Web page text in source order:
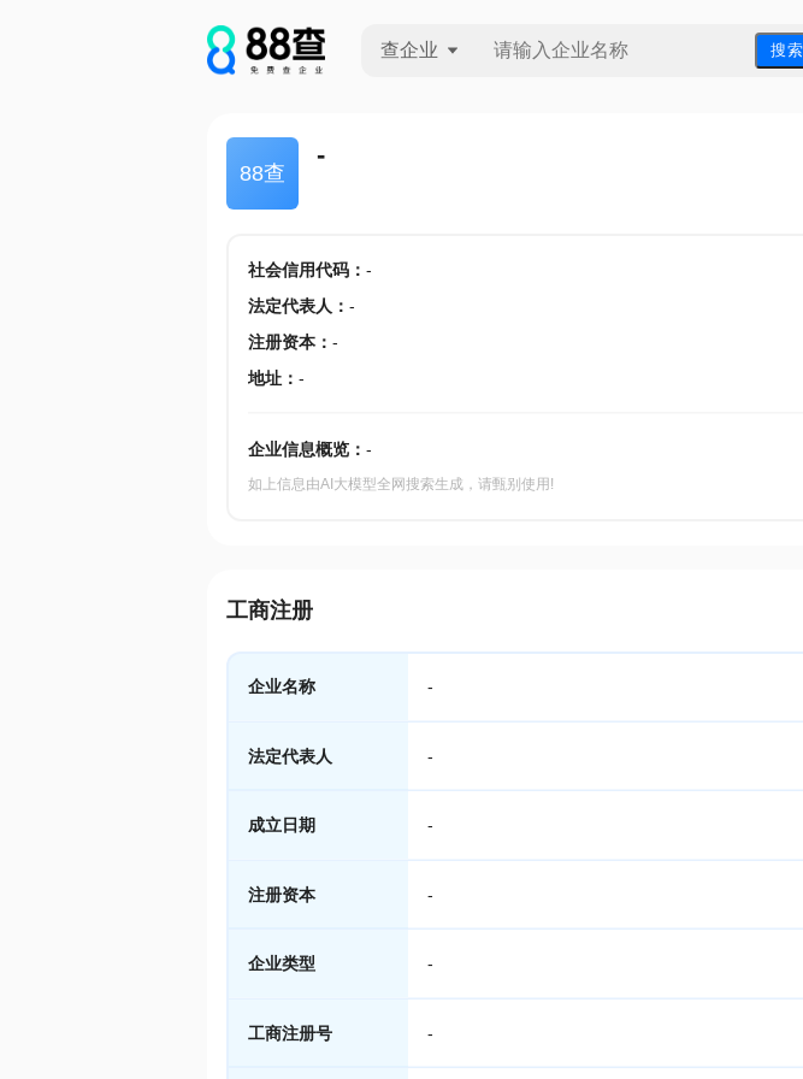
查企业 搜 索
88查
-
社会信用代码： -
法定代表人 ： -
注册资本： -
地址： -
企业信息概览： -
如上信息由AI大模型全网搜索生成，请甄别使用!
工商注册
企业名称 -
法定代表人 -
成立日期 -
注册资本 -
企业类型 -
工商注册号 -